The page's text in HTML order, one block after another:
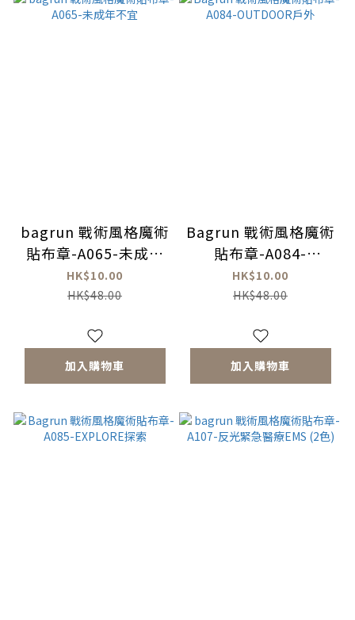
bagrun 戰術風格魔術
貼布章-A065-未成年
不宜
HK$10.00
HK$48.00
加入購物車
Bagrun 戰術風格魔術
貼布章-A084-
OUTDOOR戶外
HK$10.00
HK$48.00
加入購物車